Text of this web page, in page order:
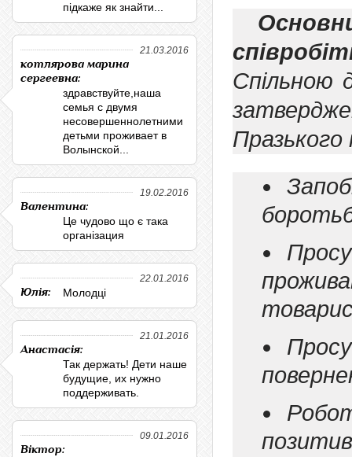
Спільною
Празького
підкаже як знайти...
21.03.2016
котлярова марина
сергеевна:
здравствуйте,наша
семья с двумя
несовершеннолетними
детьми проживает в
Волынской...
19.02.2016
Валентина:
Це чудово що є така
організация
22.01.2016
Юлія: Молодці
21.01.2016
Анастасія:
Так держать! Дети наше
будущие, их нужно
поддерживать.
09.01.2016
Віктор: